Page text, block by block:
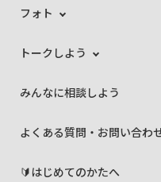
フォト
トークしよう
みんなに相談しよう
よくある質問・お問い合わ
🔰はじめてのかたへ